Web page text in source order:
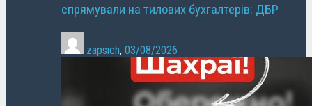
спрямували на тилових бухгалтерів: ДБР
zapsich, 03/08/2026